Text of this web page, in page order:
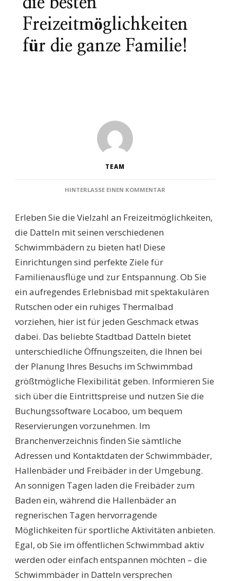
Freizeitmöglichkeiten
für die ganze Familie!
TEAM
HINTERLASSE EINEN KOMMENTAR
ENTDECKEN
DIE
FAMILIE!
Erleben Sie die Vielzahl an Freizeitmöglichkeiten,
die Datteln mit seinen verschiedenen
Schwimmbädern zu bieten hat! Diese
Einrichtungen sind perfekte Ziele für
Familienausflüge und zur Entspannung. Ob Sie
ein aufregendes Erlebnisbad mit spektakulären
Rutschen oder ein ruhiges Thermalbad
vorziehen, hier ist für jeden Geschmack etwas
dabei. Das beliebte Stadtbad Datteln bietet
unterschiedliche Öffnungszeiten, die Ihnen bei
der Planung Ihres Besuchs im Schwimmbad
größtmögliche Flexibilität geben. Informieren Sie
sich über die Eintrittspreise und nutzen Sie die
Buchungssoftware Locaboo, um bequem
Reservierungen vorzunehmen. Im
Branchenverzeichnis finden Sie sämtliche
Adressen und Kontaktdaten der Schwimmbäder,
Hallenbäder und Freibäder in der Umgebung.
An sonnigen Tagen laden die Freibäder zum
Baden ein, während die Hallenbäder an
regnerischen Tagen hervorragende
Möglichkeiten für sportliche Aktivitäten anbieten.
Egal, ob Sie im öffentlichen Schwimmbad aktiv
werden oder einfach entspannen möchten – die
Schwimmbäder in Datteln versprechen